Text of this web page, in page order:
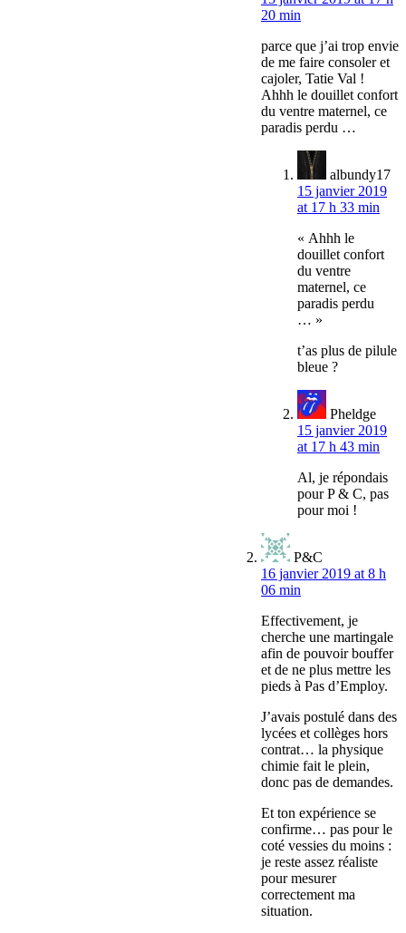
20 min
parce que j’ai trop envie
de me faire consoler et
cajoler, Tatie Val !
Ahhh le douillet confort
du ventre maternel, ce
paradis perdu …
albundy17
15 janvier 2019
at 17 h 33 min
« Ahhh le
douillet confort
du ventre
maternel, ce
paradis perdu
… »
t’as plus de pilule
bleue ?
Pheldge
15 janvier 2019
at 17 h 43 min
Al, je répondais
pour P & C, pas
pour moi !
P&C
16 janvier 2019 at 8 h
06 min
Effectivement, je
cherche une martingale
afin de pouvoir bouffer
et de ne plus mettre les
pieds à Pas d’Employ.
J’avais postulé dans des
lycées et collèges hors
contrat… la physique
chimie fait le plein,
donc pas de demandes.
Et ton expérience se
confirme… pas pour le
coté vessies du moins :
je reste assez réaliste
pour mesurer
correctement ma
situation.